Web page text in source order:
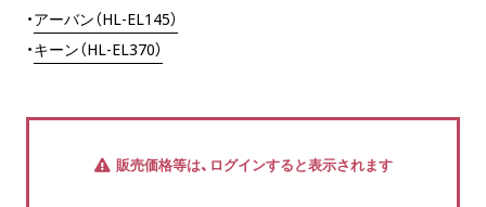
・アーバン（HL-EL145）
・キーン（HL-EL370）
販売価格等は、ログインすると表示されます